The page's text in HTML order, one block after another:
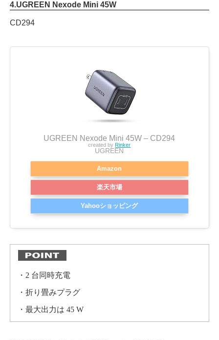
4.UGREEN Nexode Mini 45W
CD294
UGREEN Nexode Mini 45W – CD294
created byRinker
UGREEN
Amazon
楽天市場
Yahooショッピング
・2 台同時充電
・折り畳みプラグ
・最大出力は 45 W